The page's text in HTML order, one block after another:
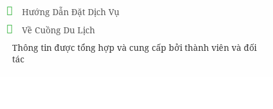
Hướng Dẫn Đặt Dịch Vụ
Về Cuồng Du Lịch
Thông tin được tổng hợp và cung cấp bởi thành viên và đối
tác